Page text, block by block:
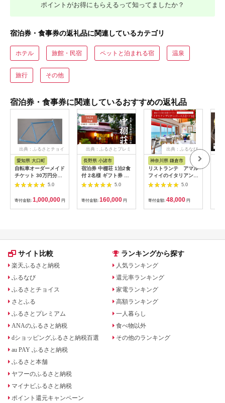
ポイントがお得にもらえるって知ってましたか？
宿泊券・食事券の返礼品に関連しているカテゴリ
ホテル 旅館・民宿 ペットと泊まれる宿 温泉
旅行 その他
宿泊券・食事券に関連しているおすすめの返礼品
出典：ふるさとチョイ
愛知県 大口町
自転車オーダーメイド
チケット 30万円分
【1360365】
5.0
寄付金額: 1,000,000 円
出典：ふるさとプレミ
長野県 小諸市
宿泊券 中棚荘 1泊2食
付 2名様 ギフト券 チ
ケット 券 宿泊 旅行
5.0
寄付金額: 160,000 円
出典：ふるなび
神奈川県 鎌倉市
リストランテ アマル
フィイのイタリアンデ
ィナーコースA ペア
5.0
寄付金額: 48,000 円
サイト比較
楽天ふるさと納税
ふるなび
ふるさとチョイス
さとふる
ふるさとプレミアム
ANAのふるさと納税
dショッピングふるさと納税百選
au PAY ふるさと納税
ふるさと本舗
ヤフーのふるさと納税
マイナビふるさと納税
ポイント還元キャンペーン
ランキングから探す
人気ランキング
還元率ランキング
家電ランキング
高額ランキング
一人暮らし
食べ物以外
その他のランキング